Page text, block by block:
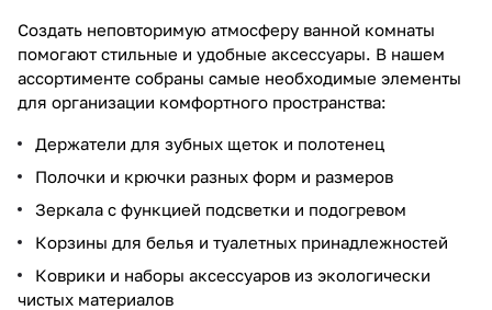
Создать неповторимую атмосферу ванной комнаты
помогают стильные и удобные аксессуары. В нашем
ассортименте собраны самые необходимые элементы
для организации комфортного пространства:
Держатели для зубных щеток и полотенец
Полочки и крючки разных форм и размеров
Зеркала с функцией подсветки и подогревом
Корзины для белья и туалетных принадлежностей
Коврики и наборы аксессуаров из экологически
чистых материалов